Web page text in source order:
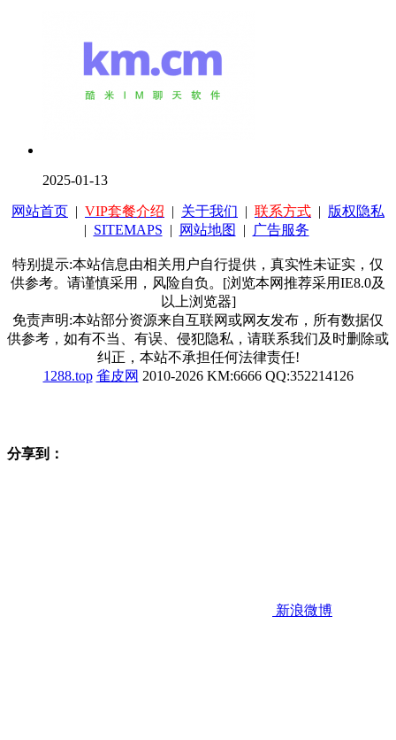
2025-01-13
网站首页 | VIP套餐介绍 | 关于我们 | 联系方式 | 版权隐私
| SITEMAPS | 网站地图 | 广告服务
特别提示:本站信息由相关用户自行提供，真实性未证实，仅
供参考。请谨慎采用，风险自负。[浏览本网推荐采用IE8.0及
以上浏览器]
免责声明:本站部分资源来自互联网或网友发布，所有数据仅
供参考，如有不当、有误、侵犯隐私，请联系我们及时删除或
纠正，本站不承担任何法律责任!
1288.top 雀皮网 2010-2026 KM:6666 QQ:352214126
分享到：
新浪微博